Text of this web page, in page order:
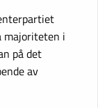
majoriteten i
på det
av